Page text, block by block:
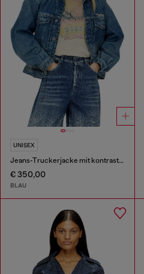
UNISEX
Jeans-Truckerjacke mit kontrastierenden Lederbesätzen
€ 350,00
BLAU